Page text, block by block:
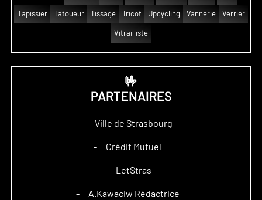
Tapissier Tatoueur Tissage Tricot Upcycling Vannerie Verrier
Vitrailliste
🤟
PARTENAIRES
– Ville de Strasbourg
– Crédit Mutuel
– LetStras
– A.Kawaciw Rédactrice